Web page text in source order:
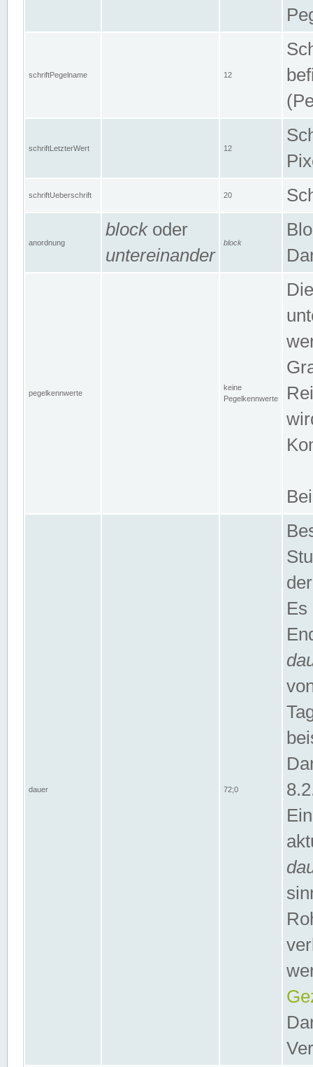
schriftPegelname 12
schriftLetzterWert 12
schriftUeberschrift 20
anordnung
blockoder
untereinander
block
pegelkennwerte
keine
Pegelkennwerte
dauer 72;0
Es